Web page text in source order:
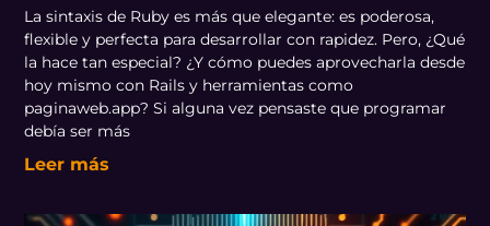
La sintaxis de Ruby es más que elegante: es poderosa,
flexible y perfecta para desarrollar con rapidez. Pero, ¿Qué
la hace tan especial? ¿Y cómo puedes aprovecharla desde
hoy mismo con Rails y herramientas como
paginaweb.app? Si alguna vez pensaste que programar
debía ser más
Leer más